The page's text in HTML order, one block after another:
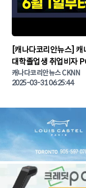
▶
[캐나다코리안뉴스] 캐
대학졸업생 취업비자
스 |
캐나다코리안뉴스 CKNN
2025-03-31 06:25:44